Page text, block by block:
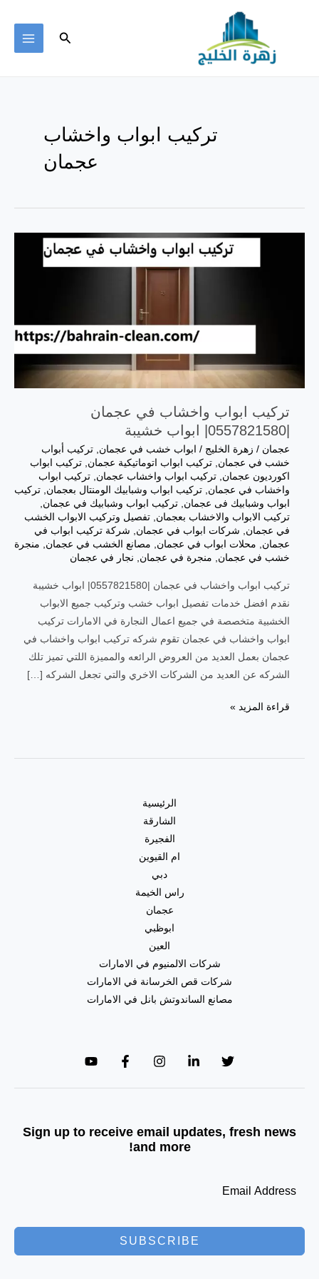
البحث
تركيب ابواب واخشاب
عجمان
تركيب ابواب واخشاب في عجمان
عجمان / زهرة الخليج / ابواب خشب في عجمان, تركيب أبواب
خشب في عجمان, تركيب ابواب اتوماتيكية عجمان, تركيب ابواب
اكورديون عجمان, تركيب ابواب واخشاب عجمان, تركيب ابواب
واخشاب في عجمان, تركيب ابواب وشبابيك الومنتال بعجمان, تركيب
ابواب وشبابيك فى عجمان, تركيب ابواب وشبابيك في عجمان,
تركيب الابواب والاخشاب بعجمان, تفصيل وتركيب الابواب الخشب
في عجمان, شركات ابواب في عجمان, شركة تركيب ابواب في
عجمان, محلات ابواب في عجمان, مصانع الخشب في عجمان, منجرة
خشب في عجمان, منجرة في عجمان, نجار في عجمان
تركيب ابواب واخشاب في عجمان |0557821580| ابواب خشيبة
نقدم افضل خدمات تفصيل ابواب خشب وتركيب جميع الابواب
الخشبية متخصصة في جميع اعمال النجارة في الامارات تركيب
ابواب واخشاب في عجمان تقوم شركه تركيب ابواب واخشاب في
عجمان بعمل العديد من العروض الرائعه والمميزة اللتي تميز تلك
الشركه عن العديد من الشركات الاخري والتي تجعل الشركه […]
قراءة المزيد »
الرئيسية
الشارقة
الفجيرة
ام القيوين
دبي
راس الخيمة
عجمان
ابوظبي
العين
شركات الالمنيوم في الامارات
شركات قص الخرسانة في الامارات
مصانع الساندوتش بانل في الامارات
Sign up to receive email updates, fresh news
and more!
SUBSCRIBE